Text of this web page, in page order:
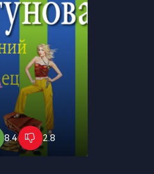
8.4 2.8